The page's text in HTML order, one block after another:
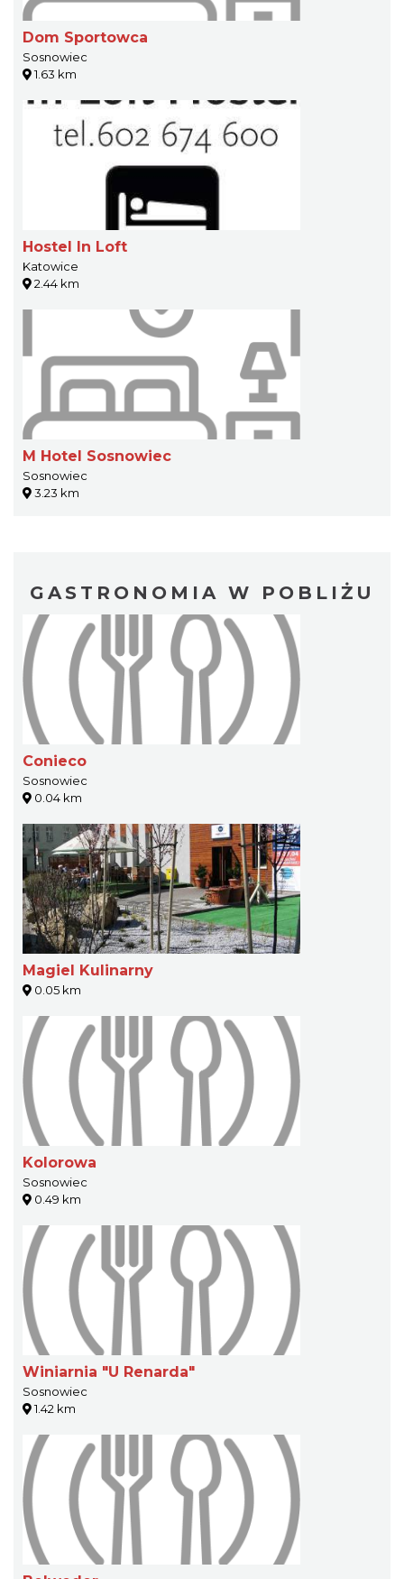
Dom Sportowca
Sosnowiec
1.63 km
Hostel In Loft
Katowice
2.44 km
M Hotel Sosnowiec
Sosnowiec
3.23 km
GASTRONOMIA W POBLIŻU
Conieco
Sosnowiec
0.04 km
Magiel Kulinarny
0.05 km
Kolorowa
Sosnowiec
0.49 km
Winiarnia "U Renarda"
Sosnowiec
1.42 km